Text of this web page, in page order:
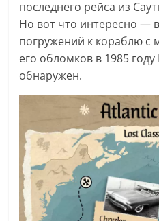
последнего рейса из
Но вот что интересно —
погружений к кораблю с
его обломков в 1985
обнаружен.